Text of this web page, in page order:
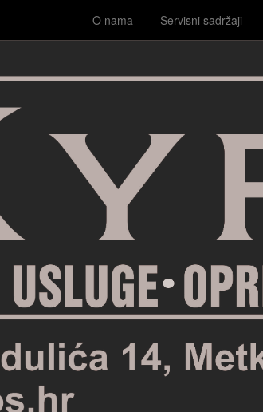
O nama Servisni sadržaji